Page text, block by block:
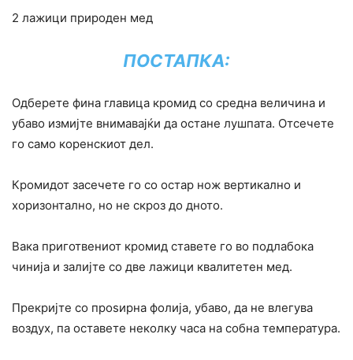
2 лажици природен мед
ПОСТАПКА:
Одберете фина главица кромид со средна величина и
убаво измијте внимавајќи да остане лушпата. Отсечете
го само коренскиот дел.
Кромидот засечете го со остар нож вертикално и
хоризонтално, но не скроз до дното.
Вака приготвениот кромид ставете го во подлабока
чинија и залијте со две лажици квалитетен мед.
Прекријте со проѕирна фолија, убаво, да не влегува
воздух, па оставете неколку часа на собна температура.